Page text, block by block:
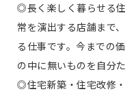
◎長く楽しく暮らせる
常を演出する店舗まで
る仕事です。今までの
の中に無いものを自分
◎住宅新築・住宅改修